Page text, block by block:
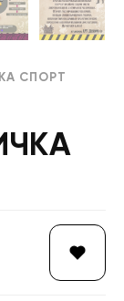
СПОРТ